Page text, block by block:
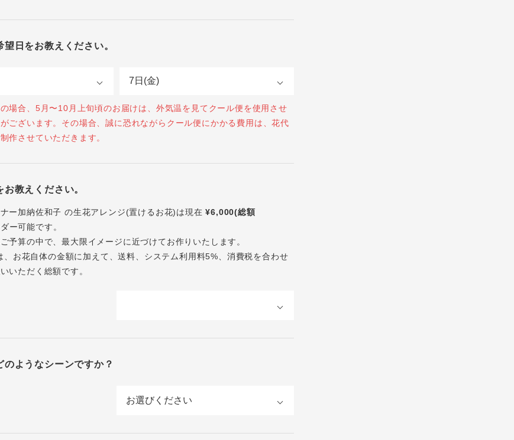
望日をお教えください。
場合、5月〜10月上旬頃のお届けは、外気温を見てクール便を使用させ
ございます。その場合、誠に恐れながらクール便にかかる費用は、花代
作させていただきます。
お教えください。
ー加納佐和子 の生花アレンジ(置けるお花)は現在¥6,000(総額
ー可能です。
予算の中で、最大限イメージに近づけてお作りいたします。
お花自体の金額に加えて、送料、システム利用料5%、消費税を合わせ
いただく総額です。
のようなシーンですか？